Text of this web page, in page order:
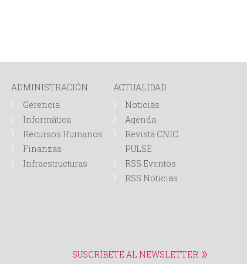
ADMINISTRACIÓN
Gerencia
Informática
Recursos Humanos
Finanzas
Infraestructuras
ACTUALIDAD
Noticias
Agenda
Revista CNIC
PULSE
RSS Eventos
RSS Noticias
SUSCRÍBETE AL NEWSLETTER